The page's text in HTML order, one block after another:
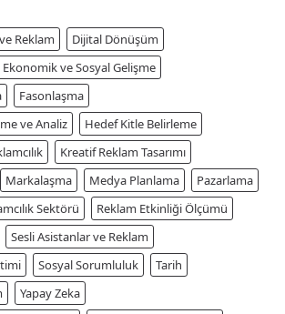
Reklam
Dijital Dönüşüm
Ekonomik ve Sosyal Gelişme
Fasonlaşma
ve Analiz
Hedef Kitle Belirleme
Kreatif Reklam Tasarımı
Markalaşma Medya Planlama
Pazarlama
Sektörü
Reklam Etkinliği Ölçümü
Sesli Asistanlar ve Reklam
Sosyal Sorumluluk
Tarih
Yapay Zeka